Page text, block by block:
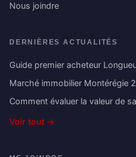
Nous joindre
DERNIÈRES ACTUALITÉS
Guide premier acheteur
Marché immobilier Montérégie
Comment évaluer la valeur de
Voir tout →